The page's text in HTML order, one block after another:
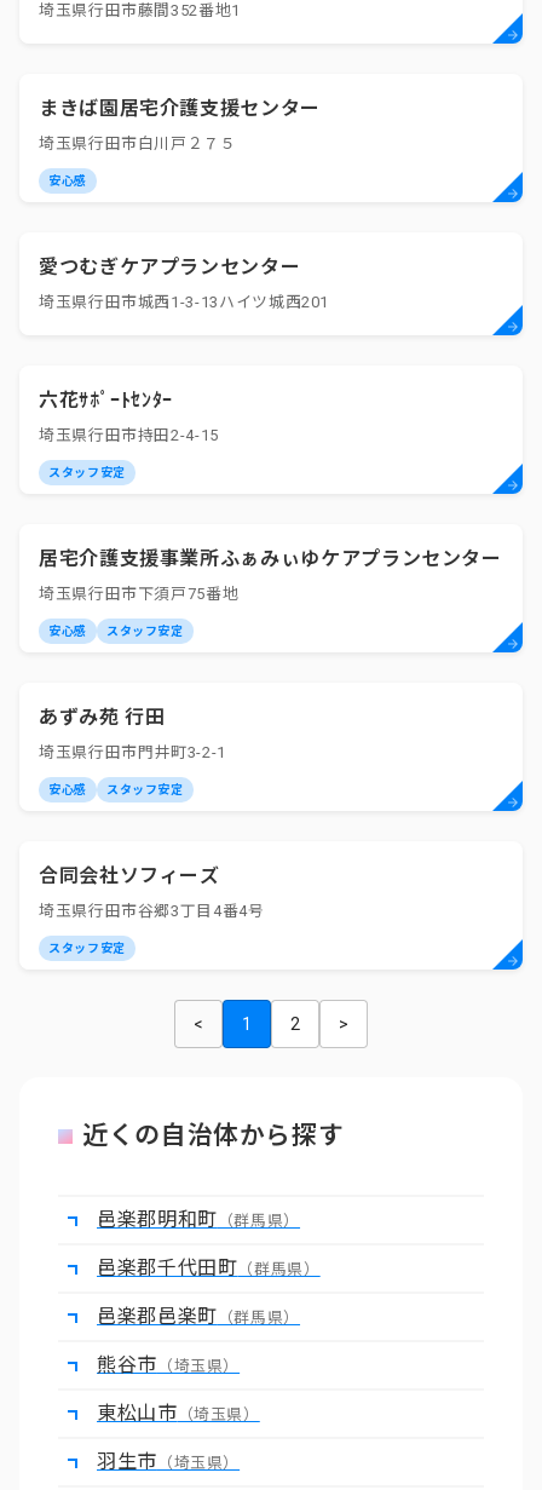
埼玉県行田市藤間352番地1
まきば園居宅介護支援センター
埼玉県行田市白川戸２７５
安心感
愛つむぎケアプランセンター
埼玉県行田市城西1-3-13ハイツ城西201
六花ｻﾎﾟｰﾄｾﾝﾀｰ
埼玉県行田市持田2-4-15
スタッフ安定
居宅介護支援事業所ふぁみぃゆケアプランセンター
埼玉県行田市下須戸75番地
安心感 スタッフ安定
あずみ苑 行田
埼玉県行田市門井町3-2-1
安心感 スタッフ安定
合同会社ソフィーズ
埼玉県行田市谷郷3丁目4番4号
スタッフ安定
< 1 2 >
近くの自治体から探す
邑楽郡明和町 （群馬県）
邑楽郡千代田町 （群馬県）
邑楽郡邑楽町 （群馬県）
熊谷市 （埼玉県）
東松山市 （埼玉県）
羽生市 （埼玉県）